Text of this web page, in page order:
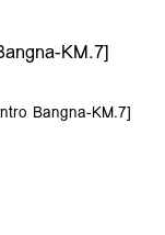
KM.7]
Bangna-KM.7]